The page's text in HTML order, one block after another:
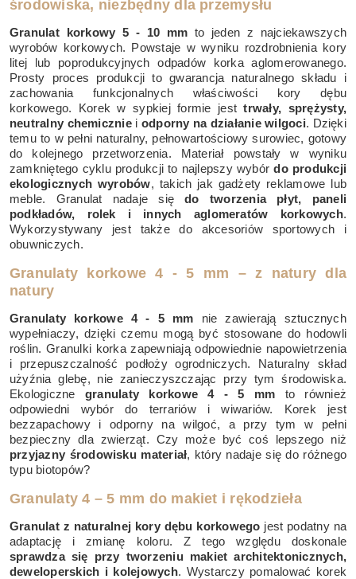
środowiska, niezbędny dla przemysłu
Granulat korkowy 5 - 10 mm to jeden z najciekawszych
wyrobów korkowych. Powstaje w wyniku rozdrobnienia kory
litej lub poprodukcyjnych odpadów korka aglomerowanego.
Prosty proces produkcji to gwarancja naturalnego składu i
zachowania funkcjonalnych właściwości kory dębu
korkowego. Korek w sypkiej formie jesttrwały, sprężysty,
neutralny chemiczniei odporny na działanie wilgoci. Dzięki
temu to w pełni naturalny, pełnowartościowy surowiec, gotowy
do kolejnego przetworzenia. Materiał powstały w wyniku
zamkniętego cyklu produkcji to najlepszy wybórdo produkcji
ekologicznych wyrobów, takich jak gadżety reklamowe lub
meble. Granulat nadaje siędo tworzenia płyt, paneli
podkładów, rolek i innych aglomeratów korkowych.
Wykorzystywany jest także do akcesoriów sportowych i
obuwniczych.
Granulaty korkowe 4 - 5 mm – z natury dla
natury
Granulaty korkowe 4 - 5 mm nie zawierają sztucznych
wypełniaczy, dzięki czemu mogą być stosowane do hodowli
roślin. Granulki korka zapewniają odpowiednie napowietrzenia
i przepuszczalność podłoży ogrodniczych. Naturalny skład
użyźnia glebę, nie zanieczyszczając przy tym środowiska.
Ekologiczne granulaty korkowe 4 - 5 mm to również
odpowiedni wybór do terrariów i wiwariów. Korek jest
bezzapachowy i odporny na wilgoć, a przy tym w pełni
bezpieczny dla zwierząt. Czy może być coś lepszego niż
przyjazny środowisku materiał, który nadaje się do różnego
typu biotopów?
Granulaty 4 – 5 mm do makiet i rękodzieła
Granulat z naturalnej kory dębu korkowego jest podatny na
adaptację i zmianę koloru. Z tego względu doskonale
sprawdza się przy tworzeniu makiet architektonicznych,
deweloperskich i kolejowych. Wystarczy pomalować korek